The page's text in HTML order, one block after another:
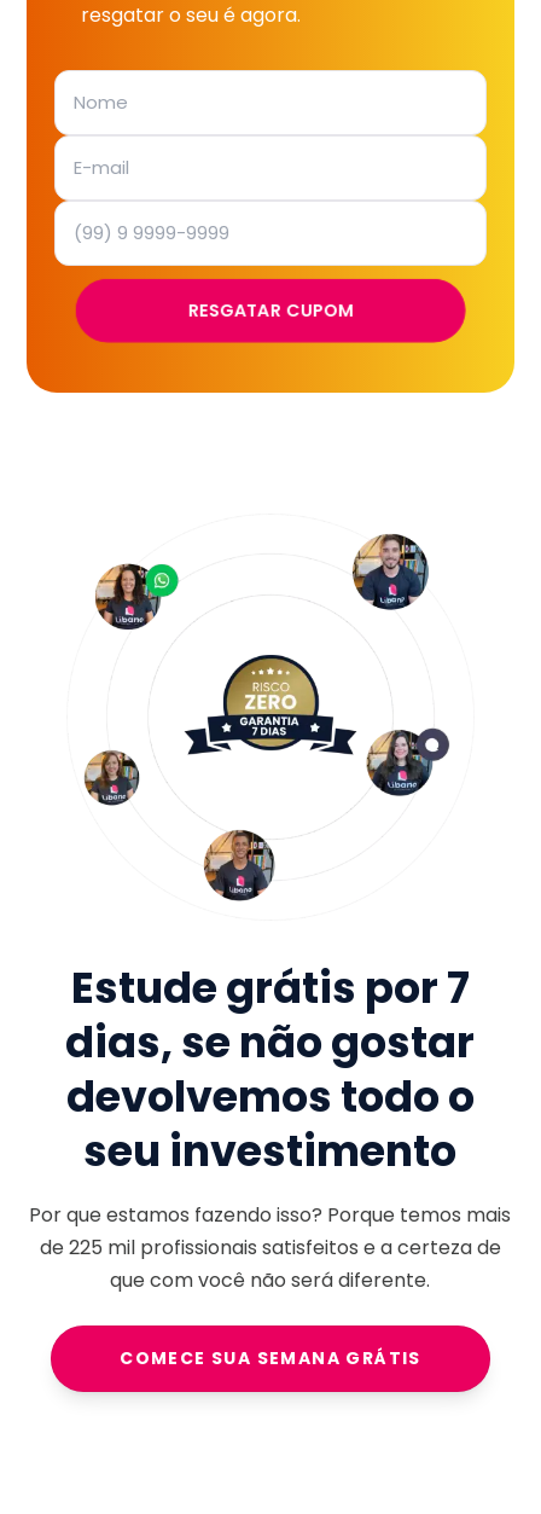
resgatar o seu é agora.
RESGATAR CUPOM
Estude grátis por 7
dias, se não gostar
devolvemos todo o
seu investimento
Por que estamos fazendo isso? Porque temos mais
de225 milprofissionais satisfeitos e a certeza de
que com você não será diferente.
COMECE SUA SEMANA GRÁTIS